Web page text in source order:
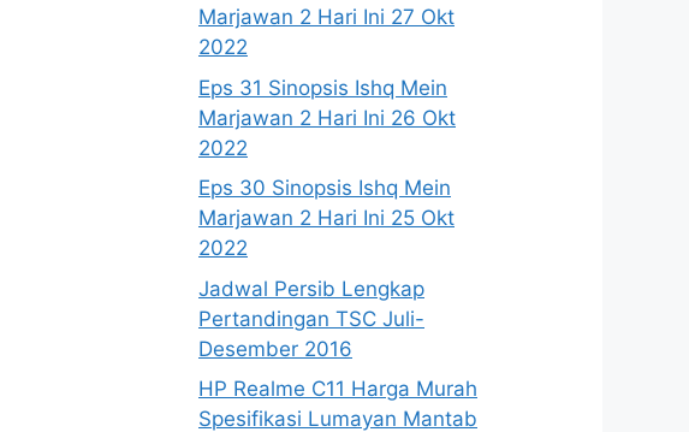
Marjawan 2 Hari Ini 27 Okt
2022
Eps 31 Sinopsis Ishq Mein
Marjawan 2 Hari Ini 26 Okt
2022
Eps 30 Sinopsis Ishq Mein
Marjawan 2 Hari Ini 25 Okt
2022
Jadwal Persib Lengkap
Pertandingan TSC Juli-
Desember 2016
HP Realme C11 Harga Murah
Spesifikasi Lumayan Mantab